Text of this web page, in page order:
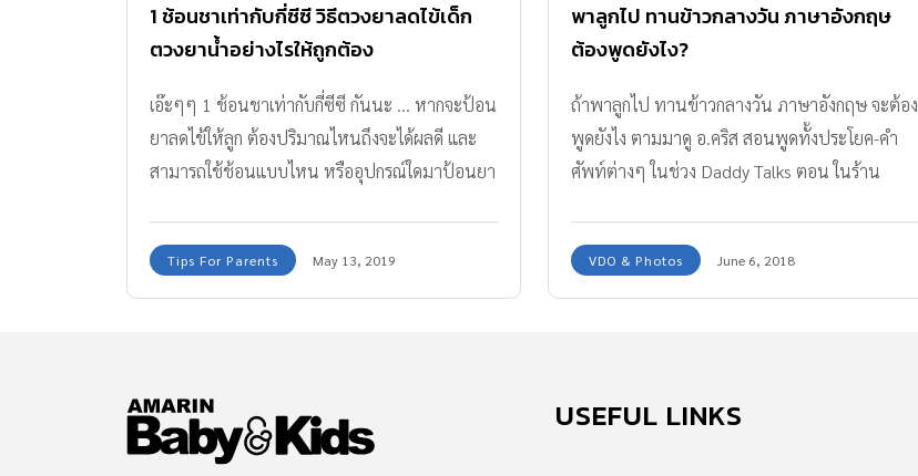
1 ช้อนชาเท่ากับกี่ซีซี วิธีตวงยาลดไข้เด็ก
ตวงยาน้ำอย่างไรให้ถูกต้อง
เอ๊ะๆๆ 1 ช้อนชาเท่ากับกี่ซีซี กันนะ ... หากจะป้อน
ยาลดไข้ให้ลูก ต้องปริมาณไหนถึงจะได้ผลดี และ
สามารถใช้ช้อนแบบไหน หรืออุปกรณ์ใดมาป้อนยา
Tips For Parents May 13, 2019
พาลูกไป ทานข้าวกลางวัน ภาษาอังกฤษ
ต้องพูดยังไง?
ถ้าพาลูกไป ทานข้าวกลางวัน ภาษาอังกฤษ จะต้อง
พูดยังไง ตามมาดู อ.คริส สอนพูดทั้งประโยค-คำ
ศัพท์ต่างๆ ในช่วง Daddy Talks ตอน ในร้าน
VDO & Photos June 6, 2018
USEFUL LINKS